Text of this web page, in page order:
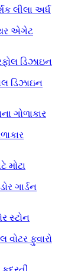
એગેટ
ડિઝાઇન
ગાર્ડન
વોટર ફુવારો